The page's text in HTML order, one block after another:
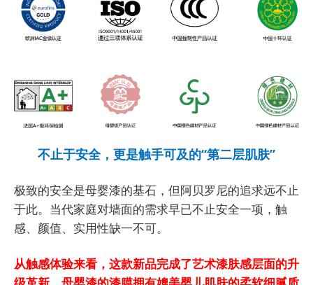
不止于安全，更是触手可及的“第二层肌肤”
极致的安全是母婴漆的基石，但阿贝罗尼的追求远不止
于此。当代家庭对墙面的需求早已不止安全一项，触
感、颜值、实用性缺一不可。
从触感体验来看，这款新品完成了艺术漆肤感层面的升